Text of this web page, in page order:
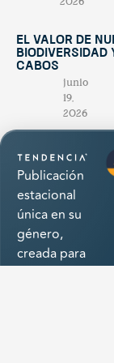
El valor de
biodiversidad
Cabos
junio
19,
2026
Publicación
estacional
única en su
género,
creada para